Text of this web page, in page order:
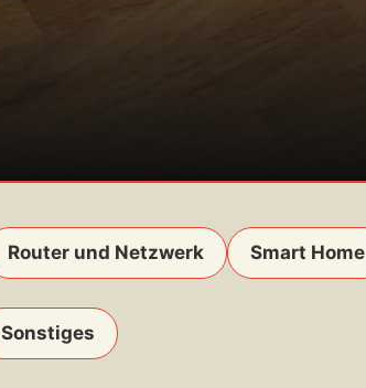
Router und Netzwerk Smart Home
Sonstiges